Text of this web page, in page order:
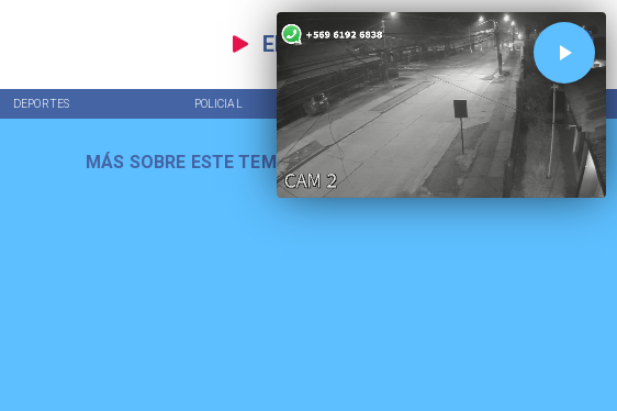
EN VIVO
DEPORTES POLICIAL TENDENCIAS
MÁS SOBRE ESTE TEMA